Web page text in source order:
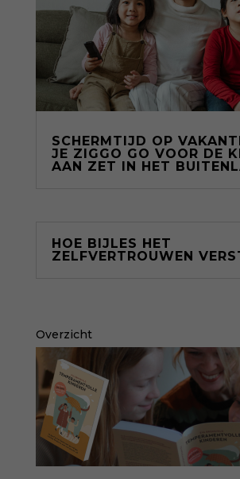
SCHERMTIJD OP
JE ZIGGO GO VOOR DE
AAN ZET IN HET
HOE BIJLES HET
ZELFVERTROUWEN
Overzicht